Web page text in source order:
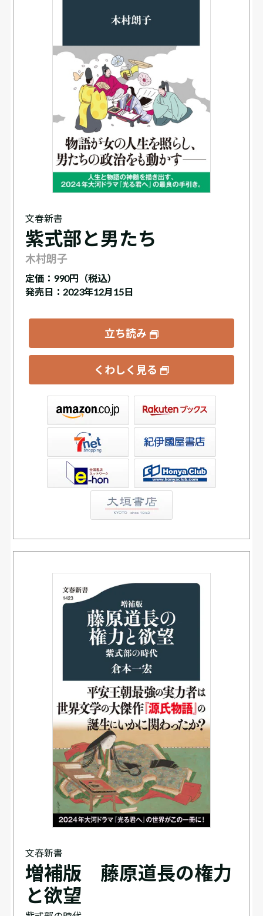
文春新書
紫式部と男たち
木村朗子
定価： 990円（税込）
発売日：2023年12月15日
立ち読み
くわしく見る
書店ウェブストア
文春新書
増補版 藤原道長の権力
と欲望